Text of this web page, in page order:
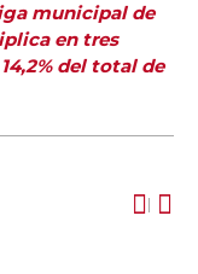
municipal de
en tres
del total de